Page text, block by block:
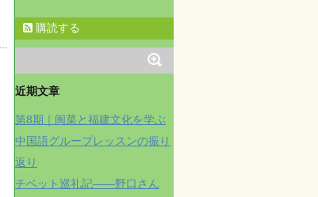
購読する
近期文章
第8期｜闽菜と福建文化を学ぶ
中国語グループレッスンの振り
返り
チベット巡礼記——野口さん